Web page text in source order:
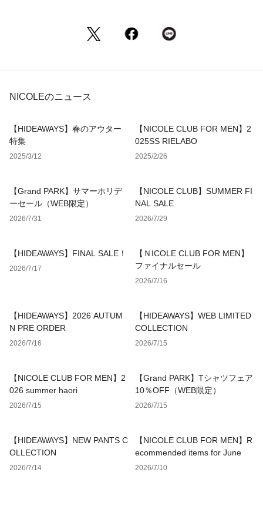
NICOLEのニュース
【HIDEAWAYS】春のアウター
特集
2025/3/12
【NICOLE CLUB FOR MEN】2
025SS RIELABO
2025/2/26
【Grand PARK】サマーホリデ
ーセール（WEB限定）
2026/7/31
【NICOLE CLUB】SUMMER FI
NAL SALE
2026/7/29
【HIDEAWAYS】FINAL SALE！
2026/7/17
【ＮICOLE CLUB FOR MEN】
ファイナルセール
2026/7/16
【HIDEAWAYS】2026 AUTUM
N PRE ORDER
2026/7/16
【HIDEAWAYS】WEB LIMITED
COLLECTION
2026/7/15
【NICOLE CLUB FOR MEN】2
026 summer haori
2026/7/15
【Grand PARK】Tシャツフェア
10％OFF（WEB限定）
2026/7/15
【HIDEAWAYS】NEW PANTS C
OLLECTION
2026/7/14
【NICOLE CLUB FOR MEN】R
ecommended items for June
2026/7/10